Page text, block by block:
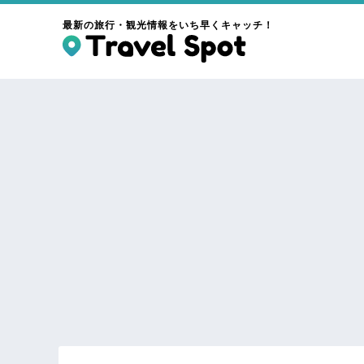
最新の旅行・観光情報をいち早くキャッチ！